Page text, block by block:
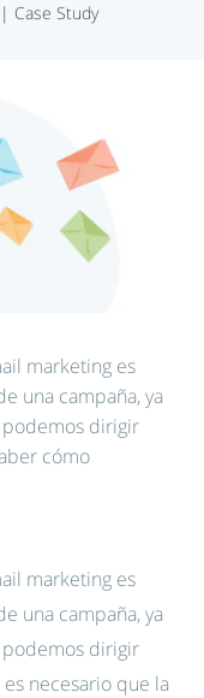
Case Study
marketing es
una campaña, ya
dirigir
cómo
marketing es
una campaña, ya
dirigir
necesario que la